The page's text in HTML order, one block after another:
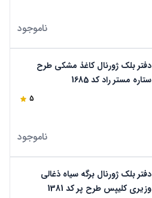
ناموجود
دفتر بلک ژورنال کاغذ مشکی طرح
ستاره مستر راد کد 1685
5
ناموجود
دفتر بلک ژورنال برگه سیاه ذغالی
وزیری کلیپس طرح پر کد 1381